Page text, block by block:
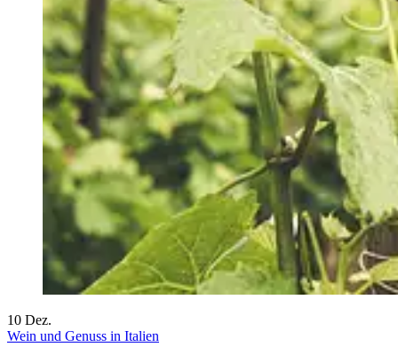
10 Dez.
Wein und Genuss in Italien